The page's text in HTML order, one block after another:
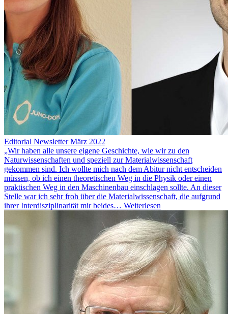
Editorial Newsletter März 2022
„Wir haben alle unsere eigene Geschichte, wie wir zu den
Naturwissenschaften und speziell zur Materialwissenschaft
gekommen sind. Ich wollte mich nach dem Abitur nicht entscheiden
müssen, ob ich einen theoretischen Weg in die Physik oder einen
praktischen Weg in den Maschinenbau einschlagen sollte. An dieser
Stelle war ich sehr froh über die Materialwissenschaft, die aufgrund
ihrer Interdisziplinarität mir beides… Weiterlesen